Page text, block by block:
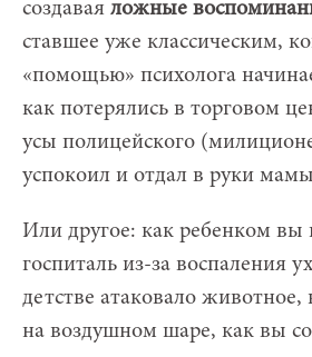
создавая ложные
ставшее уже классическим,
«помощью» психолога
как потерялись в торговом
усы полицейского
успокоил и отдал в руки
Или другое: как ребенком вы
госпиталь из-за воспаления
детстве атаковало животное,
на воздушном шаре, как вы